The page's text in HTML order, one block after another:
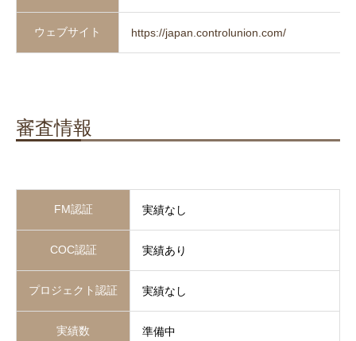
ウェブサイト https://japan.controlunion.com/
審査情報
FM認証 実績なし
COC認証 実績あり
プロジェクト認証 実績なし
実績数 準備中